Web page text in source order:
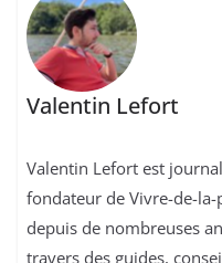
Valentin Lefort
Valentin Lefort est
fondateur de Vivre-de-la-
depuis de nombreuses
travers des guides,